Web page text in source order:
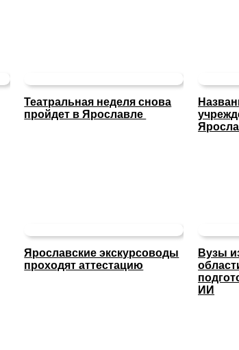
Театральная неделя снова
пройдет в Ярославле
Ярославские экскурсоводы
проходят аттестацию
Вузы
ИИ